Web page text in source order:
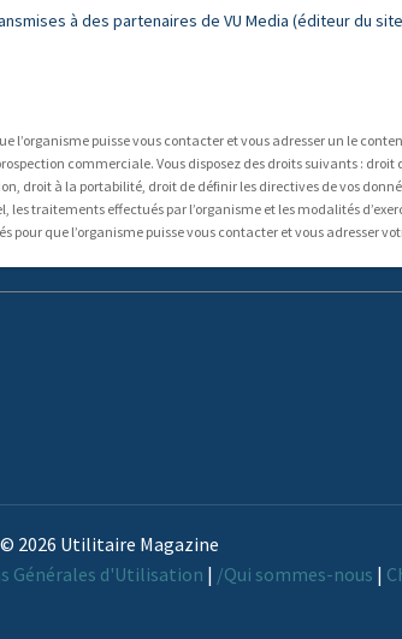
à des partenaires de VU Media (éditeur du
puisse vous contacter et vous adresser un le
commerciale. Vous disposez des droits suivants :
à la portabilité, droit de définir les directives de vos
traitements effectués par l’organisme et les modalités
que l’organisme puisse vous contacter et vous adresser
2026 Utilitaire Magazine
Générales d'Utilisation | /Qui sommes-nous |